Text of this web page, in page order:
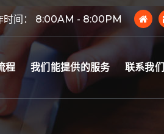
时间： 8:00AM - 8:00PM
程 我们能提供的服务 联系我们